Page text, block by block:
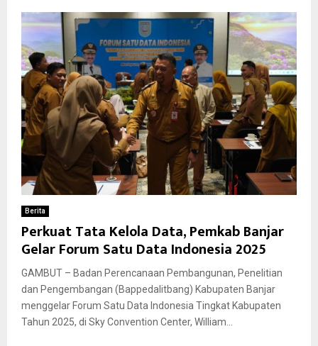
Berita
Perkuat Tata Kelola Data, Pemkab Banjar
Gelar Forum Satu Data Indonesia 2025
GAMBUT – Badan Perencanaan Pembangunan, Penelitian
dan Pengembangan (Bappedalitbang) Kabupaten Banjar
menggelar Forum Satu Data Indonesia Tingkat Kabupaten
Tahun 2025, di Sky Convention Center, William...